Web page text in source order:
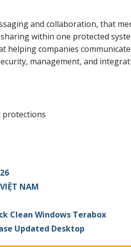
and collaboration, that
within one protected
helping companies
management, and
protections
NAM
Clean Windows Terabox
Updated Desktop